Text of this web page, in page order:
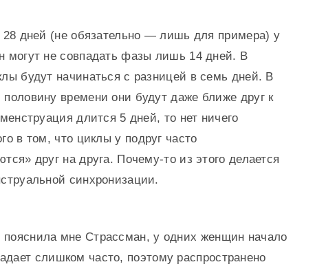
28 дней (не обязательно — лишь для примера) у
могут не совпадать фазы лишь 14 дней. В
будут начинаться с разницей в семь дней. В
времени они будут даже ближе друг к
длится 5 дней, то нет ничего
в том, что циклы у подруг часто
друг на друга. Почему-то из этого делается
синхронизации.
мне Страссман, у одних женщин начало
слишком часто, поэтому распространено